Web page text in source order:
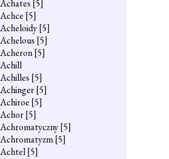
Achates [5]
Achce [5]
Acheloidy[5]
Achelous [5]
Acheron[5]
Achill
Achilles [5]
Achinger[5]
Achiroe [5]
Achor[5]
Achromatyczny[5]
Achromatyzm[5]
Achtel[5]